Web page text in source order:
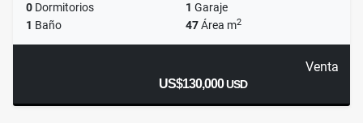
0 Dormitorios 1 Garaje
1 Baño 47Área m2
Venta
US$130,000USD